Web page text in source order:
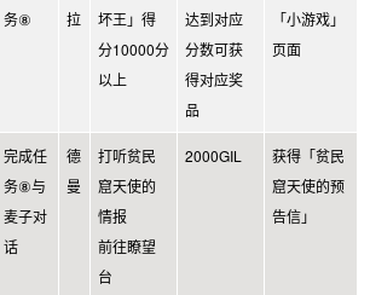
务⑧
拉
坏王」得
分10000分
以上
达到对应
分数可获
得对应奖
品
「小游戏」
页面
完成任
务⑧与
麦子对
话
德
曼
打听贫民
窟天使的
情报
前往瞭望
台
2000GIL
获得「贫民
窟天使的预
告信」